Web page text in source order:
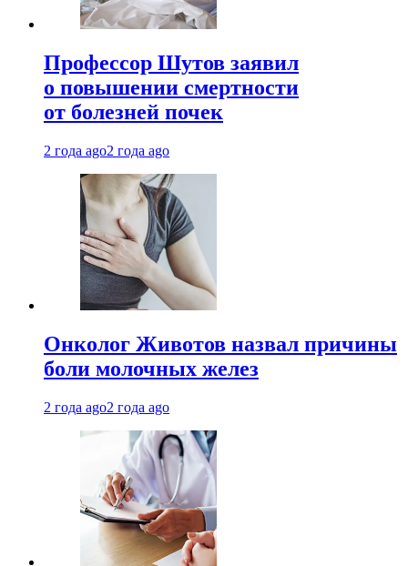
Профессор Шутов заявил
о повышении смертности
от болезней почек
2 года ago2 года ago
Онколог Животов назвал причины
боли молочных желез
2 года ago2 года ago